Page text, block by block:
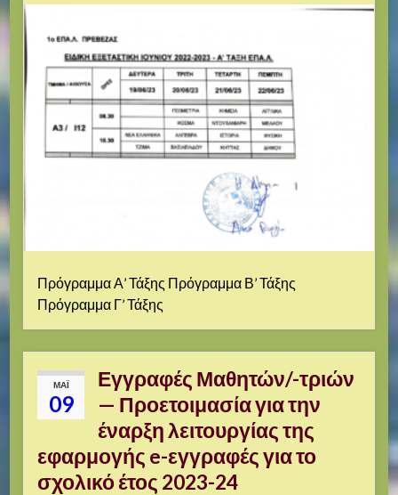
Πρόγραμμα Α’ Τάξης Πρόγραμμα Β’ Τάξης
Πρόγραμμα Γ’ Τάξης
ΜΑΪ́
09
Εγγραφές Μαθητών/-τριών
— Προετοιμασία για την
έναρξη λειτουργίας της
εφαρμογής e-εγγραφές για το
σχολικό έτος 2023-24